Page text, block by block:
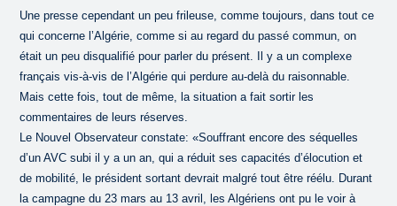
Une presse cependant un peu frileuse, comme toujours, dans tout ce
qui concerne l’Algérie, comme si au regard du passé commun, on
était un peu disqualifié pour parler du présent. Il y a un complexe
français vis-à-vis de l’Algérie qui perdure au-delà du raisonnable.
Mais cette fois, tout de même, la situation a fait sortir les
commentaires de leurs réserves.
Le Nouvel Observateur constate: «Souffrant encore des séquelles
d’un AVC subi il y a un an, qui a réduit ses capacités d’élocution et
de mobilité, le président sortant devrait malgré tout être réélu. Durant
la campagne du 23 mars au 13 avril, les Algériens ont pu le voir à